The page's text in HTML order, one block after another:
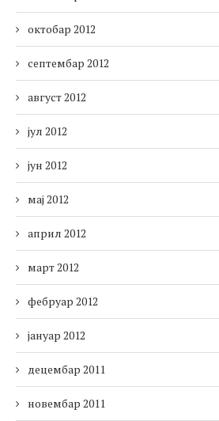
октобар 2012
септембар 2012
август 2012
јул 2012
јун 2012
мај 2012
април 2012
март 2012
фебруар 2012
јануар 2012
децембар 2011
новембар 2011